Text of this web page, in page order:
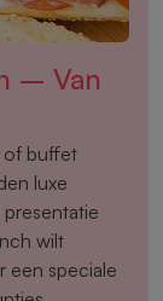
– Van
of buffet
luxe
wilt
een speciale